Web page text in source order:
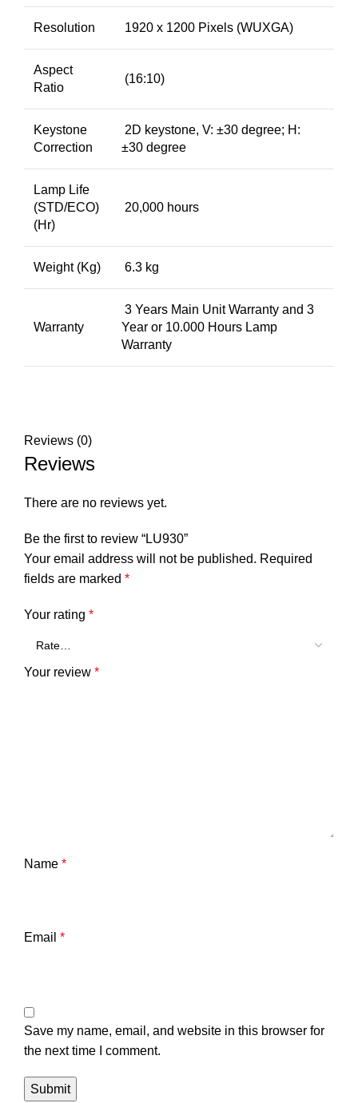
Resolution 1920 x 1200 Pixels (WUXGA)
Aspect
Ratio
(16:10)
Keystone
Correction
2D keystone, V: ±30 degree; H:
±30 degree
Lamp Life
(STD/ECO)
(Hr)
20,000 hours
Weight (Kg) 6.3 kg
Warranty
3 Years Main Unit Warranty and 3
Year or 10.000 Hours Lamp
Warranty
Reviews (0)
Reviews
There are no reviews yet.
Be the first to review “LU930”
Your email address will not be published. Required
fields are marked *
Your rating *
Your review *
Name *
Email *
Save my name, email, and website in this browser for
the next time I comment.